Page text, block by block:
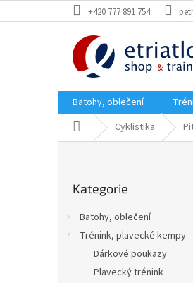
na
+420 777 891 754
Batohy, oblečení
Domů Cyklistika
kategorie
Kategorie
Batohy, oblečení
Trénink, plavecké kempy
Dárkové poukazy
Plavecký trénink